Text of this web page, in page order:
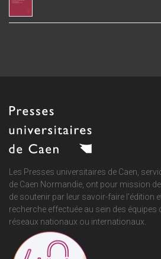
Les Presses universitaires de Caen,
de Caen Normandie , ont pour mission
de soutenir par leur savoir-faire l'édition
recherche effectuée au sein des équipes
réseaux nationaux ou internationaux.